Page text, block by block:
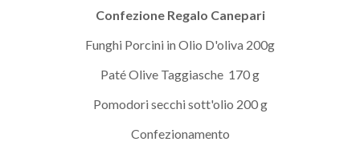
Confezione Regalo Canepari
Funghi Porcini in Olio D'oliva 200g
Paté Olive Taggiasche 170 g
Pomodori secchi sott'olio 200 g
Confezionamento